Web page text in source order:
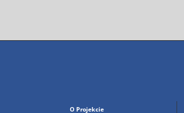
O Projekcie